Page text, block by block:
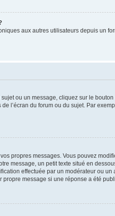
aux autres utilisateurs depuis un
ou un message, cliquez sur le
l’écran du forum ou du sujet. Par
propres messages. Vous pouvez
message, un petit texte situé en
effectuée par un modérateur ou
message si une réponse a été